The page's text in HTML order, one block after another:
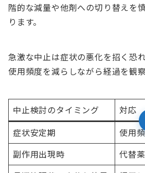
階的な減量や他剤への切り替えを
ります。
急激な中止は症状の悪化を招く恐
使用頻度を減らしながら経過を観察
中止検討のタイミング
対応
症状安定期
使用
副作用出現時
代替